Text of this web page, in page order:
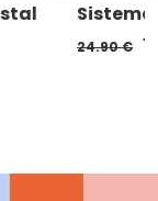
24.90 €